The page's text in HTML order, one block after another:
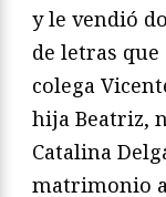
y le vendió
de letras
colega
hija Beatriz,
Catalina
matrimonio